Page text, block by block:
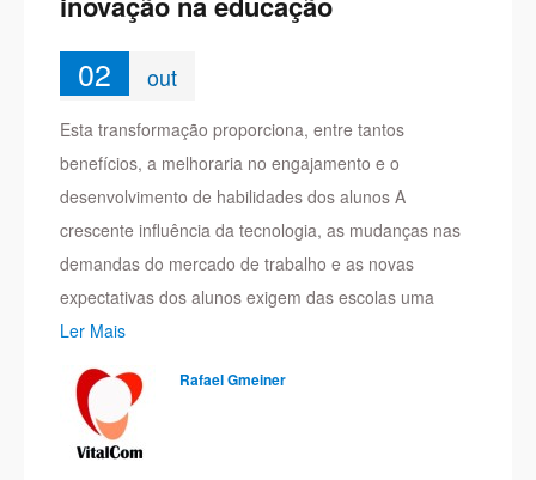
02 out
Esta transformação proporciona, entre tantos
benefícios, a melhoraria no engajamento e o
desenvolvimento de habilidades dos alunos A
crescente influência da tecnologia, as mudanças nas
demandas do mercado de trabalho e as novas
expectativas dos alunos exigem das escolas uma
Ler Mais
Rafael Gmeiner